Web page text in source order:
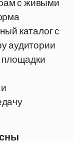
каталог с
аудитории
площадки